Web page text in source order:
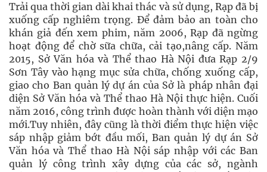
Trải qua thời gian dài khai thác và sử dụng, Rạp đã bị
xuống cấp nghiêm trọng. Để đảm bảo an toàn cho
khán giả đến xem phim, năm 2006, Rạp đã ngừng
hoạt động để chờ sữa chữa, cải tạo,nâng cấp. Năm
2015, Sở Văn hóa và Thể thao Hà Nội đưa Rạp 2/9
Sơn Tây vào hạng mục sửa chữa, chống xuống cấp,
giao cho Ban quản lý dự án của Sở là pháp nhân đại
diện Sở Văn hóa và Thể thao Hà Nội thực hiện. Cuối
năm 2016, công trình được hoàn thành với diện mạo
mới.Tuy nhiên, đây cũng là thời điểm thực hiện việc
sáp nhập giảm bớt đầu mối, Ban quản lý dự án Sở
Văn hóa và Thể thao Hà Nội sáp nhập với các Ban
quản lý công trình xây dựng của các sở, ngành